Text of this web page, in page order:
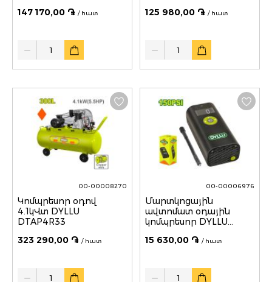
147 170,00 ֏ / հատ
Quantity
125 980,00 ֏ / հատ
Quantity
00-00008270
Կոմպրեսոր օդով
4.1կՎտ DYLLU
DTAP4R33
323 290,00 ֏ / հատ
00-00006976
Մարտկոցային
ավտոմատ օդային
կոմպրեսոր DYLLU
15 630,00 ֏ / հատ